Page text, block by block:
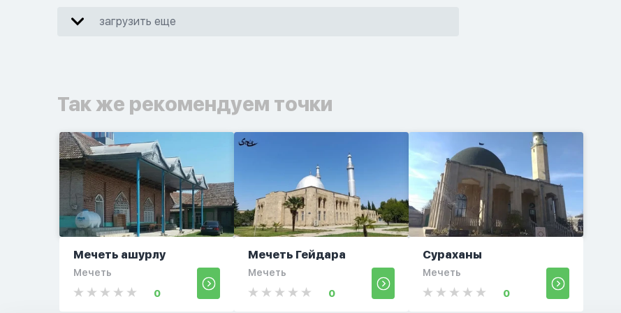
загрузить еще
Так же рекомендуем точки
Мечеть ашурлу
Мечеть
0
Мечеть Гейдара
Мечеть
0
Сураханы
Мечеть
0